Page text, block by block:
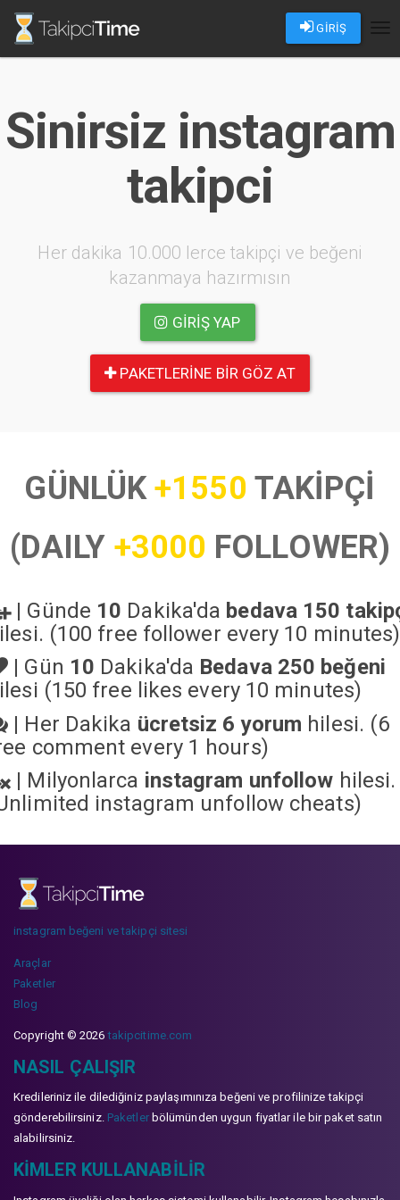
GİRİŞ
Sinirsiz instagram
takipci
Her dakika 10.000 lerce takipçi ve beğeni
kazanmaya hazırmısın
GIRIŞ YAP
PAKETLERINE BIR GÖZ AT
GÜNLÜK+1550 TAKİPÇİ
(DAILY +3000 FOLLOWER)
| Günde 10 Dakika'da bedava 150
(100 free follower every 10 minutes)
| Gün 10 Dakika'da Bedava 250 beğeni
(150 free likes every 10 minutes)
| Her Dakika ücretsiz 6 yorum hilesi. (6
comment every 1 hours)
| Milyonlarca instagram unfollow hilesi.
instagram unfollow cheats)
instagram beğeni ve takipçi sitesi
Araçlar
Paketler
Blog
Copyright © 2026takipcitime.com
NASIL ÇALIŞIR
Kredileriniz ile dilediğiniz paylaşımınıza beğeni ve profilinize takipçi
gönderebilirsiniz. Paketlerbölümünden uygun fiyatlar ile bir paket satın
alabilirsiniz.
KIMLER KULLANABILIR